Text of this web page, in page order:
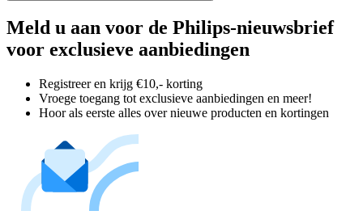
Meld u aan voor de Philips-nieuwsbrief
voor exclusieve aanbiedingen
Registreer en krijg €10,- korting
Vroege toegang tot exclusieve aanbiedingen en meer!
Hoor als eerste alles over nieuwe producten en kortingen